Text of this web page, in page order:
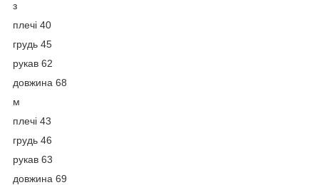
з
плечі 40
грудь 45
рукав 62
довжина 68
м
плечі 43
грудь 46
рукав 63
довжина 69